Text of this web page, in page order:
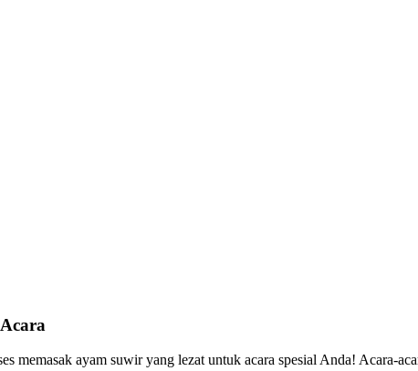
memasak ayam suwir yang lezat untuk acara spesial Anda! Acara-